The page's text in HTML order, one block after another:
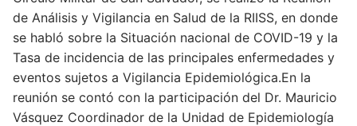
de Análisis y Vigilancia en Salud de la RIISS, en donde
se habló sobre la Situación nacional de COVID-19 y la
Tasa de incidencia de las principales enfermedades y
eventos sujetos a Vigilancia Epidemiológica.En la
reunión se contó con la participación del Dr. Mauricio
Vásquez Coordinador de la Unidad de Epidemiología